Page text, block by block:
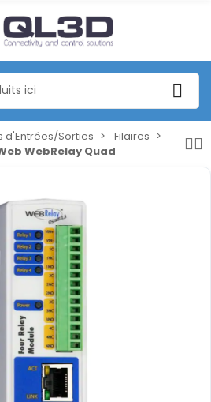
d'Entrées/Sorties
Filaires
WebRelay Quad